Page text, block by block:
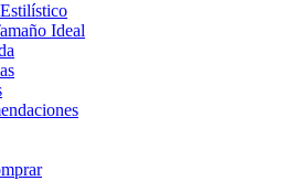
Ideal